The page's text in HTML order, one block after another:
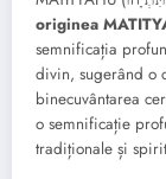
originea
semnificația
divin, sugerând o
binecuvântarea
o semnificație
tradiționale și